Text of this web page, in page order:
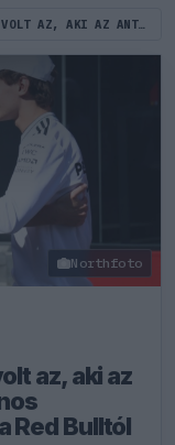
OLASZ SAJTÓ: VERSTAPPEN VOLT AZ, AKI AZ ANTONELLI-ÜGY UTÁN NYILVÁNOS BOCSÁNATKÉRÉST KÖVETELT A RED BULLTÓL
Northfoto
az, aki az
Red Bulltól